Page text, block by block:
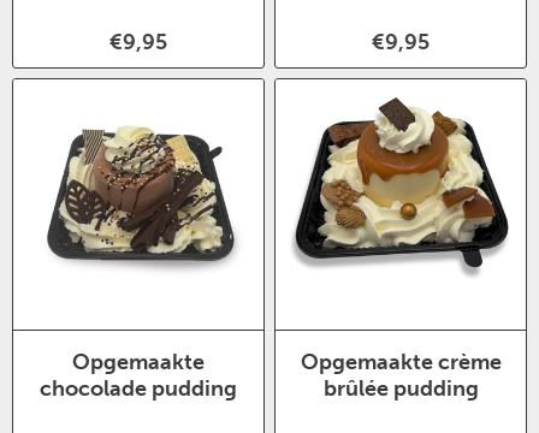
€9,95 €9,95
Opgemaakte
chocolade pudding
Opgemaakte crème
brûlée pudding